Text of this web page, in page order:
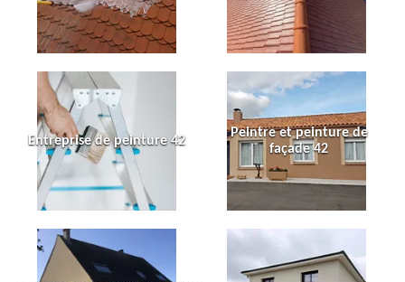
Entreprise de peinture 42
Peintre et peinture de
façade 42